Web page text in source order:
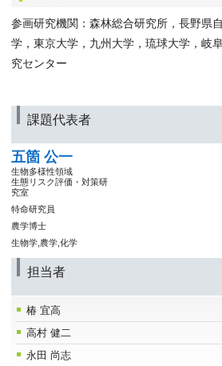
参画研究機関：森林総合研究所，長野県
学，東京大学，九州大学，琉球大学，岐
究センター
課題代表者
五箇 公一
生物多様性領域
生態リスク評価・対策研
究室
特命研究員
農学博士
生物学,農学,化学
担当者
椿 宜高
高村 健二
永田 尚志